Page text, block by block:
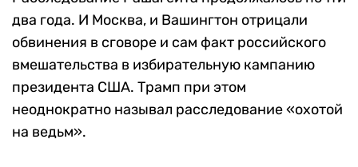
два года. И Москва, и Вашингтон отрицали
обвинения в сговоре и сам факт российского
вмешательства в избирательную кампанию
президента США. Трамп при этом
неоднократно называл расследование «охотой
на ведьм».